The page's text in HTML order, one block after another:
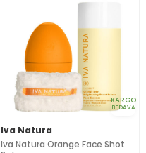
KARGO
BEDAVA
Iva Natura
Iva Natura Orange Face Shot